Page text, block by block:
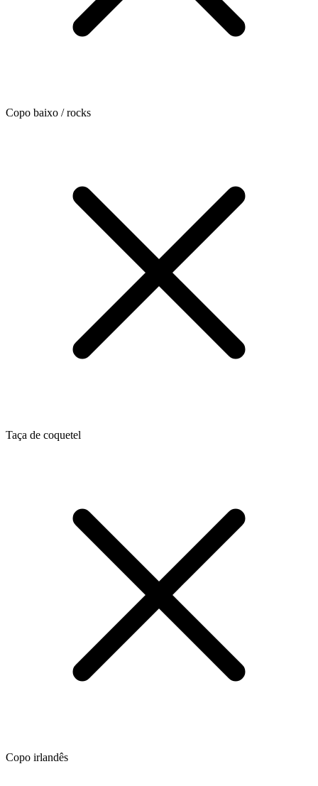
Copo baixo / rocks
Taça de coquetel
Copo irlandês